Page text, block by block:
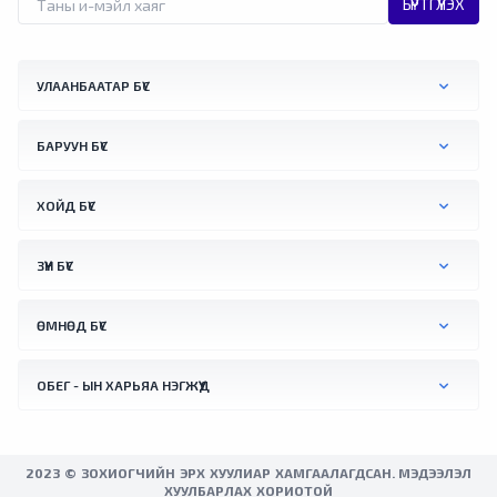
ирсэн жуулчид энэ шийдвэрийг "бүгчим
залгаа хилийн орчимд орших Австрийн
БҮРТГҮҮЛЭХ
УЛААНБААТАР БҮС
БАРУУН БҮС
ХОЙД БҮС
ЗҮҮН БҮС
ӨМНӨД БҮС
ОБЕГ - ЫН ХАРЬЯА НЭГЖҮҮД
2023 © ЗОХИОГЧИЙН ЭРХ ХУУЛИАР ХАМГААЛАГДСАН. МЭДЭЭЛЭЛ
ХУУЛБАРЛАХ ХОРИОТОЙ